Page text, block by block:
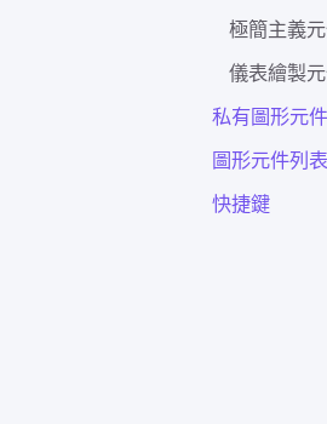
極簡主義
儀表繪製
私有圖形元件
圖形元件列表
快捷鍵